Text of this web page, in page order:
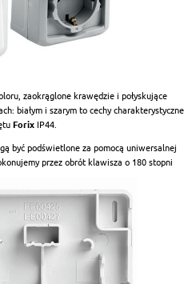
zaokrąglone krawędzie i połyskujące
białym i szarym to cechy charakterystyczne
Forix IP44.
być podświetlone za pomocą uniwersalnej
przez obrót klawisza o 180 stopni